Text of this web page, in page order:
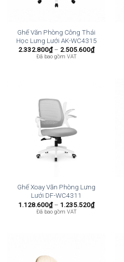
Ghế Văn Phòng Công Thái
Học Lưng Lưới AK-WC4315
2.332.800₫ – 2.505.600₫Khoảng
giá:
Đã bao gồm VAT
Ghế Xoay Văn Phòng Lưng
Lưới DF-WC4311
1.128.600₫ – 1.235.520₫Khoảng
giá:
Đã bao gồm VAT